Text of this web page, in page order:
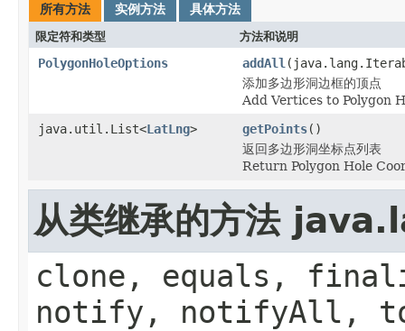
所有方法 实例方法 具体方法
限定符和类型 方法和说明
PolygonHoleOptions addAll
添加多边形洞边框的顶点
Add Vertices to Polygon
java.util.List<LatLng> getPoints()
返回多边形洞坐标点列表
Return Polygon Hole
从类继承的方法
clone, equals,
notify, notifyAll,